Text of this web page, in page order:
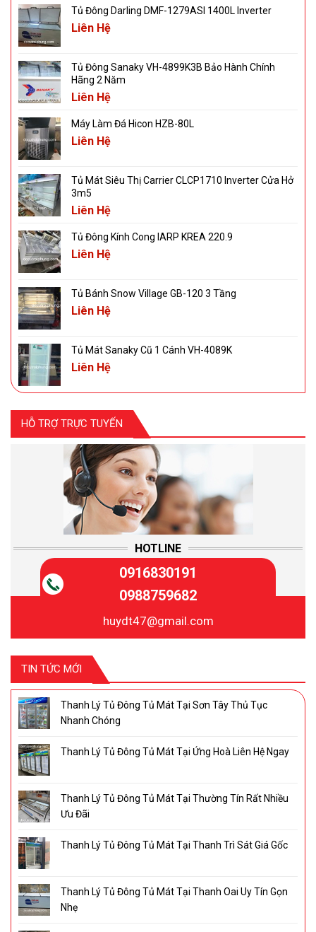
Tủ Đông Darling DMF-1279ASI 1400L Inverter
Liên Hệ
Tủ Đông Sanaky VH-4899K3B Bảo Hành Chính
Hãng 2 Năm
Liên Hệ
Máy Làm Đá Hicon HZB-80L
Liên Hệ
Tủ Mát Siêu Thị Carrier CLCP1710 Inverter Cửa Hở
3m5
Liên Hệ
Tủ Đông Kính Cong IARP KREA 220.9
Liên Hệ
Tủ Bánh Snow Village GB-120 3 Tầng
Liên Hệ
Tủ Mát Sanaky Cũ 1 Cánh VH-4089K
Liên Hệ
HỖ TRỢ TRỰC TUYẾN
HOTLINE
0916830191
0988759682
huydt47@gmail.com
TIN TỨC MỚI
Thanh Lý Tủ Đông Tủ Mát Tại Sơn Tây Thủ Tục
Nhanh Chóng
Thanh Lý Tủ Đông Tủ Mát Tại Ứng Hoà Liên Hệ Ngay
Thanh Lý Tủ Đông Tủ Mát Tại Thường Tín Rất Nhiều
Ưu Đãi
Thanh Lý Tủ Đông Tủ Mát Tại Thanh Trì Sát Giá Gốc
Thanh Lý Tủ Đông Tủ Mát Tại Thanh Oai Uy Tín Gọn
Nhẹ